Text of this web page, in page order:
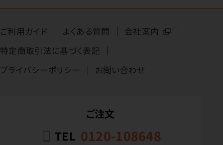
ご利用ガイド よくある質問
会社案内
特定商取引法に基づく表記
プライバシーポリシー
お問い合わせ
ご注文
TEL 0120-108648